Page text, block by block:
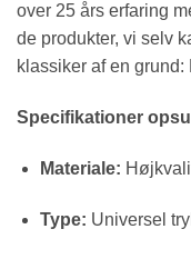
over 25 års erfaring
de produkter, vi selv
klassiker af en
Specifikationer
Materiale:
Type: Universel